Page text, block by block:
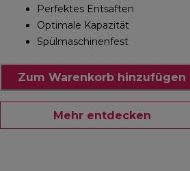
Perfektes Entsaften
Optimale Kapazität
Spülmaschinenfest
Zum Warenkorb hinzufügen
Mehr entdecken